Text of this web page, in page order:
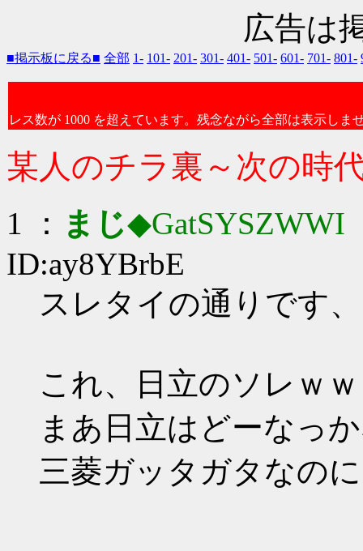
広告は
■掲示板に戻る■ 全部 1- 101- 201- 301- 401- 501- 601- 701- 801-
レス数が 1000 を超えています。残念ながら全部は表示しま
某人のチラ裏～次の時
1 ： まじ◆GatSYSZWWI
ID:ay8YBrbE
スレタイの通りです
これ、日立のソレｗ
まあ日立はどーなっ
三菱ガッタガタなの